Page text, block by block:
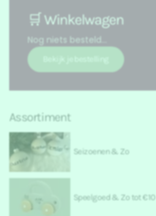
🛒 Winkelwagen
Nog niets besteld...
Assortiment
Seizoenen & Zo
Speelgoed & Zo tot €10